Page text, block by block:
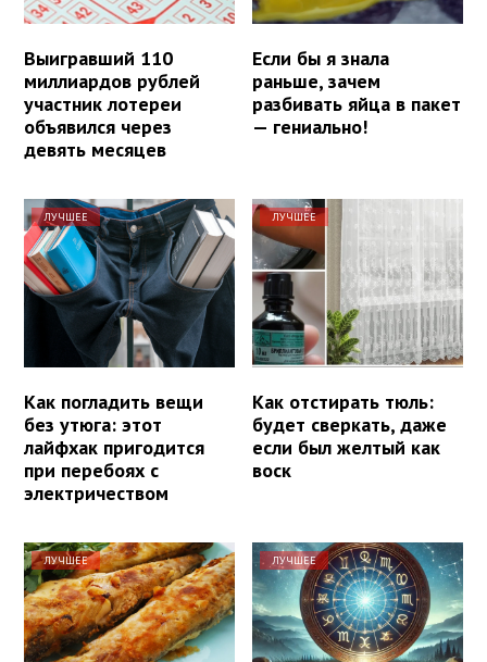
Выигравший 110
миллиардов рублей
участник лотереи
объявился через
девять месяцев
Если бы я знала
раньше, зачем
разбивать яйца в пакет
— гениально!
ЛУЧШЕЕ
Как погладить вещи
без утюга: этот
лайфхак пригодится
при перебоях с
электричеством
ЛУЧШЕЕ
Как отстирать тюль:
будет сверкать, даже
если был желтый как
воск
ЛУЧШЕЕ ЛУЧШЕЕ